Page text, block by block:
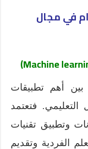
في مجال
Machine
)
بين أهم تطبيقات
التعليمي. فتعتمد
وتطبيق تقنيات
الفردية وتقديم